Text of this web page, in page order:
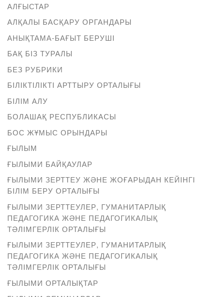
АЛҒЫСТАР
АЛҚАЛЫ БАСҚАРУ ОРГАНДАРЫ
АНЫҚТАМА-БАҒЫТ БЕРУШІ
БАҚ БІЗ ТУРАЛЫ
БЕЗ РУБРИКИ
БІЛІКТІЛІКТІ АРТТЫРУ ОРТАЛЫҒЫ
БІЛІМ АЛУ
БОЛАШАҚ РЕСПУБЛИКАСЫ
БОС ЖҰМЫС ОРЫНДАРЫ
ҒЫЛЫМ
ҒЫЛЫМИ БАЙҚАУЛАР
ҒЫЛЫМИ ЗЕРТТЕУ ЖӘНЕ ЖОҒАРЫДАН КЕЙІНГІ
БІЛІМ БЕРУ ОРТАЛЫҒЫ
ҒЫЛЫМИ ЗЕРТТЕУЛЕР, ГУМАНИТАРЛЫҚ
ПЕДАГОГИКА ЖӘНЕ ПЕДАГОГИКАЛЫҚ
ТӘЛІМГЕРЛІК ОРТАЛЫҒЫ
ҒЫЛЫМИ ЗЕРТТЕУЛЕР, ГУМАНИТАРЛЫҚ
ПЕДАГОГИКА ЖӘНЕ ПЕДАГОГИКАЛЫҚ
ТӘЛІМГЕРЛІК ОРТАЛЫҒЫ
ҒЫЛЫМИ ОРТАЛЫҚТАР